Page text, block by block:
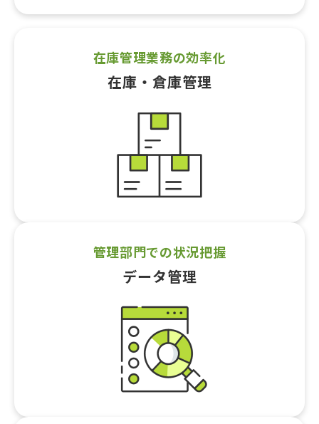
在庫管理業務の効率化
在庫・倉庫管理
管理部門での状況把握
データ管理